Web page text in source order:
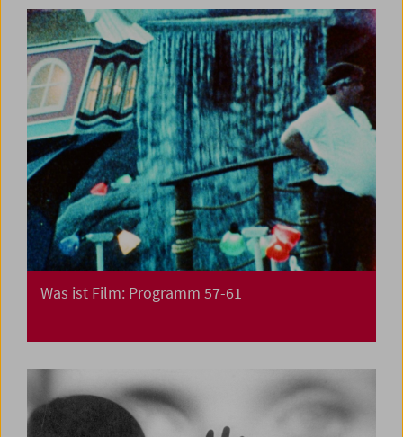
Was ist Film: Programm 57-61